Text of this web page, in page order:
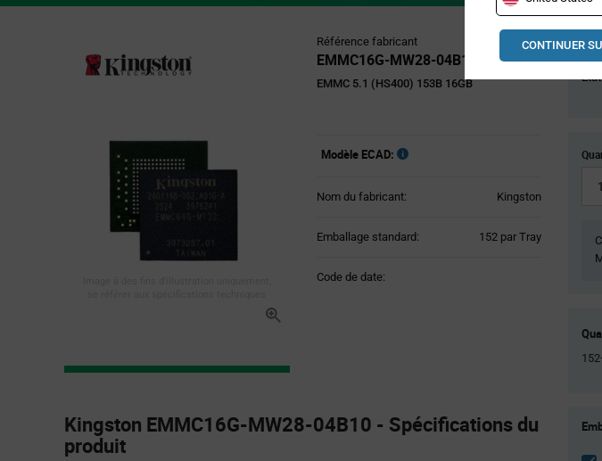
Référence fabricant
EMMC16G-MW28-04B10
EMMC 5.1 (HS400) 153B 16GB
Modèle ECAD:
Nom du fabricant: Kingston
Emballage standard: 152 par Tray
Code de date:
Specification
Section
Kingston EMMC16G-MW28-04B10 - Spécifications du
produit
Pricing
Variant
CONTINUER